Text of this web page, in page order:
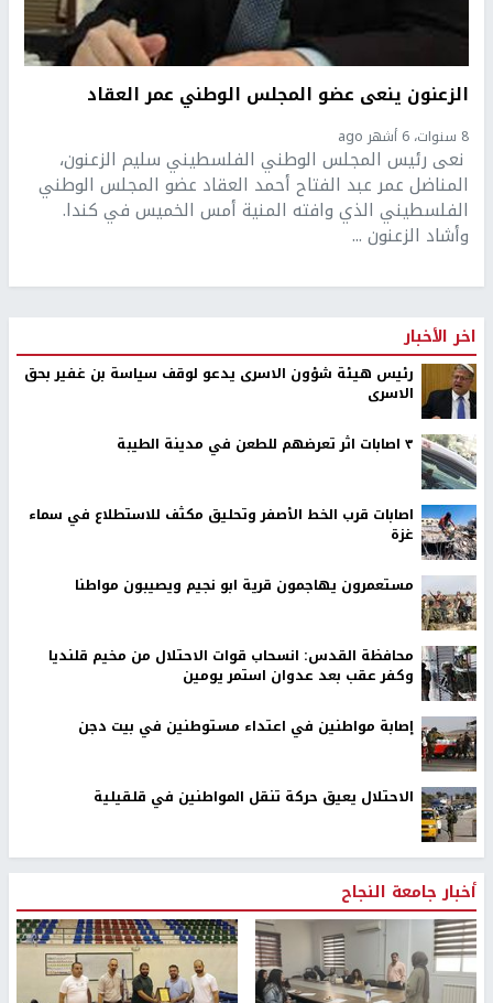
الزعنون ينعى عضو المجلس الوطني عمر العقاد
8 سنوات، 6 أشهر ago
نعى رئيس المجلس الوطني الفلسطيني سليم الزعنون،
المناضل عمر عبد الفتاح أحمد العقاد عضو المجلس الوطني
الفلسطيني الذي وافته المنية أمس الخميس في كندا.
وأشاد الزعنون ...
اخر الأخبار
رئيس هيئة شؤون الاسرى يدعو لوقف سياسة بن غفير بحق
الاسرى
٣ اصابات اثر تعرضهم للطعن في مدينة الطيبة
اصابات قرب الخط الأصفر وتحليق مكثف للاستطلاع في سماء
غزة
مستعمرون يهاجمون قرية ابو نجيم ويصيبون مواطنا
محافظة القدس: انسحاب قوات الاحتلال من مخيم قلنديا
وكفر عقب بعد عدوان استمر يومين
إصابة مواطنين في اعتداء مستوطنين في بيت دجن
الاحتلال يعيق حركة تنقل المواطنين في قلقيلية
أخبار جامعة النجاح